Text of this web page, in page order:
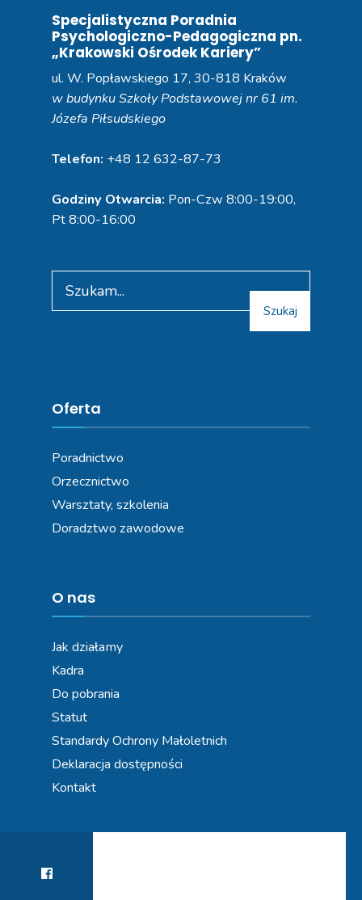
Specjalistyczna Poradnia
Psychologiczno-Pedagogiczna pn.
„Krakowski Ośrodek Kariery”
ul. W. Popławskiego 17, 30-818 Kraków
w budynku Szkoły Podstawowej nr 61 im.
Józefa Piłsudskiego
Telefon: +48 12 632-87-73
Godziny Otwarcia: Pon-Czw 8:00-19:00,
Pt 8:00-16:00
for:
Szukaj
Oferta
Poradnictwo
Orzecznictwo
Warsztaty, szkolenia
Doradztwo zawodowe
O nas
Jak działamy
Kadra
Do pobrania
Statut
Standardy Ochrony Małoletnich
Deklaracja dostępności
Kontakt